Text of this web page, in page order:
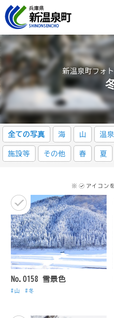
新温泉町フォ
全ての写真 海 山 温泉
施設等 その他 春 夏
※ アイコン
No.0158 雪景色
山 冬